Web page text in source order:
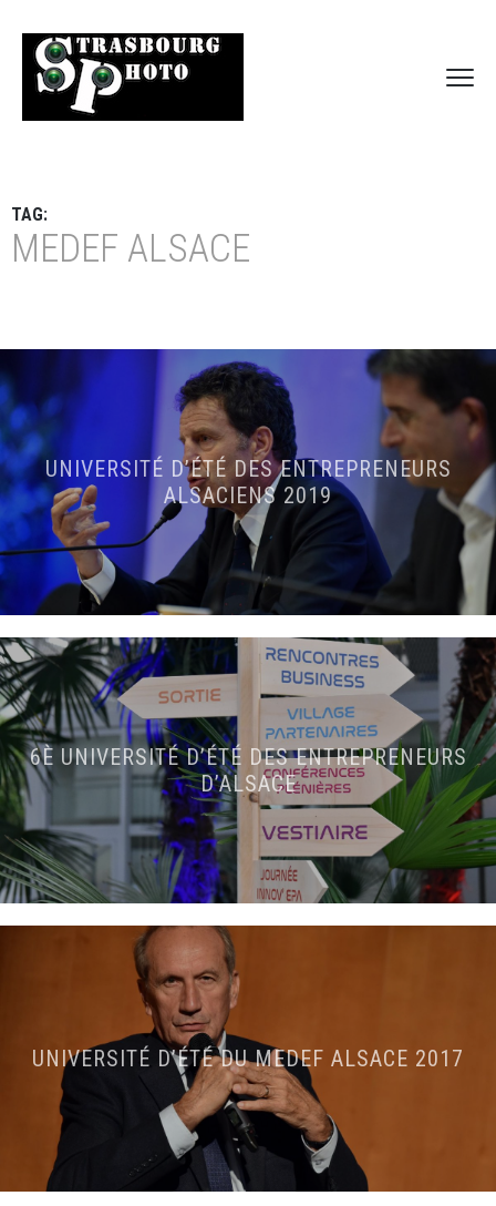
TAG:
MEDEF ALSACE
UNIVERSITÉ D’ÉTÉ DES ENTREPRENEURS
ALSACIENS 2019
6È UNIVERSITÉ D’ÉTÉ DES ENTREPRENEURS
D’ALSACE
UNIVERSITÉ D’ÉTÉ DU MEDEF ALSACE 2017